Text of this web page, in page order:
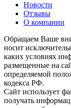
Новости
Отзывы
О компании
Обращаем Ваше
носит
каких условиях
размещенные на
определяемой
кодекса РФ.
Сайт использует
получать